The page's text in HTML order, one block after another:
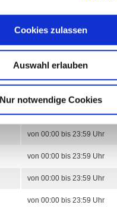
Cookies zulassen
Auswahl erlauben
Nur notwendige Cookies
15.02.2050
von 00:00 bis 23:59 Uhr
von 00:00 bis 23:59 Uhr
von 00:00 bis 23:59 Uhr
von 00:00 bis 23:59 Uhr
von 00:00 bis 23:59 Uhr